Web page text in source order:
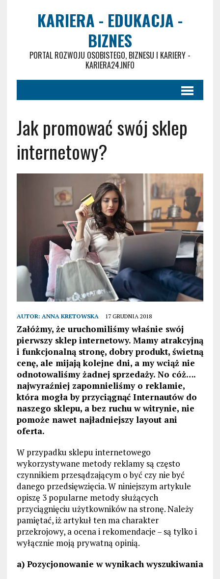
KARIERA - EDUKACJA -
BIZNES
PORTAL ROZWOJU OSOBISTEGO, BIZNESU I KARIERY -
KARIERA24.INFO
Jak promować swój sklep
internetowy?
AUTOR: ANNA KRETOWSKA 17 GRUDNIA 2018
Załóżmy, że uruchomiliśmy właśnie swój
pierwszy sklep internetowy. Mamy atrakcyjną
i funkcjonalną stronę, dobry produkt, świetną
cenę, ale mijają kolejne dni, a my wciąż nie
odnotowaliśmy żadnej sprzedaży. No cóż….
najwyraźniej zapomnieliśmy o reklamie,
która mogła by przyciągnąć Internautów do
naszego sklepu, a bez ruchu w witrynie, nie
pomoże nawet najładniejszy layout ani
oferta.
W przypadku sklepu internetowego
wykorzystywane metody reklamy są często
czynnikiem przesądzającym o być czy nie być
danego przedsięwzięcia. W niniejszym artykule
opiszę 3 popularne metody służących
przyciągnięciu użytkowników na stronę. Należy
pamiętać, iż artykuł ten ma charakter
przekrojowy, a ocena i rekomendacje – są tylko i
wyłącznie moją prywatną opinią.
a) Pozycjonowanie w wynikach wyszukiwania